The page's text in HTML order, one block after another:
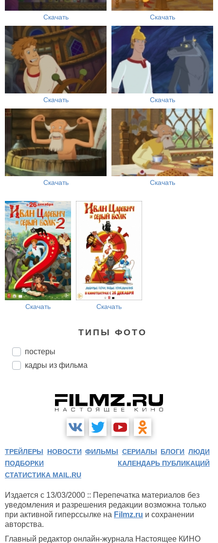
Скачать Скачать
Скачать Скачать
Скачать Скачать
Скачать Скачать
ТИПЫ ФОТО
постеры
кадры из фильма
ТРЕЙЛЕРЫ НОВОСТИ ФИЛЬМЫ СЕРИАЛЫ БЛОГИ ЛЮДИ
ПОДБОРКИ
КАЛЕНДАРЬ ПУБЛИКАЦИЙ
СТАТИСТИКА MAIL.RU
Издается с 13/03/2000 :: Перепечатка материалов без
уведомления и разрешения редакции возможна только
при активной гиперссылке на Filmz.ru и сохранении
авторства.
Главный редактор онлайн-журнала Настоящее КИНО